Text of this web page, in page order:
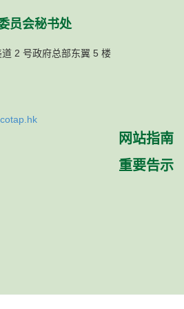
员会秘书处
2 号政府总部东翼 5 楼
网站指南
重要告示